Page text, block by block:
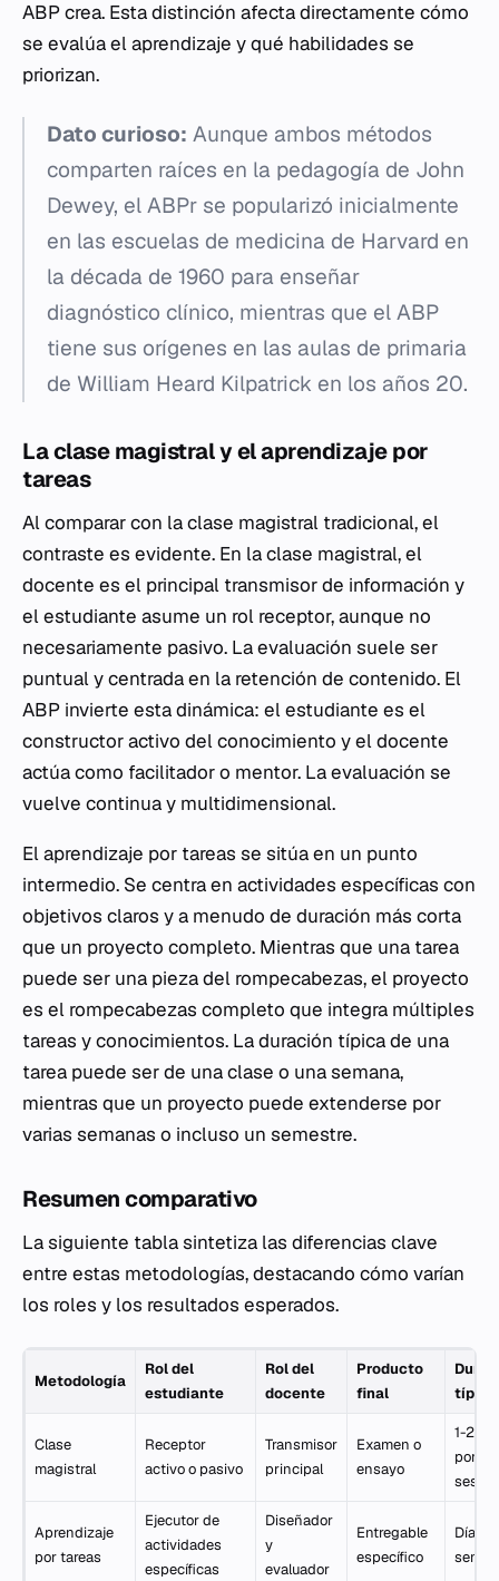
ABP crea. Esta distinción afecta directamente cómo
se evalúa el aprendizaje y qué habilidades se
priorizan.
Dato curioso: Aunque ambos métodos
comparten raíces en la pedagogía de John
Dewey, el ABPr se popularizó inicialmente
en las escuelas de medicina de Harvard en
la década de 1960 para enseñar
diagnóstico clínico, mientras que el ABP
tiene sus orígenes en las aulas de primaria
de William Heard Kilpatrick en los años 20.
La clase magistral y el aprendizaje por
tareas
Al comparar con la clase magistral tradicional, el
contraste es evidente. En la clase magistral, el
docente es el principal transmisor de información y
el estudiante asume un rol receptor, aunque no
necesariamente pasivo. La evaluación suele ser
puntual y centrada en la retención de contenido. El
ABP invierte esta dinámica: el estudiante es el
constructor activo del conocimiento y el docente
actúa como facilitador o mentor. La evaluación se
vuelve continua y multidimensional.
El aprendizaje por tareas se sitúa en un punto
intermedio. Se centra en actividades específicas con
objetivos claros y a menudo de duración más corta
que un proyecto completo. Mientras que una tarea
puede ser una pieza del rompecabezas, el proyecto
es el rompecabezas completo que integra múltiples
tareas y conocimientos. La duración típica de una
tarea puede ser de una clase o una semana,
mientras que un proyecto puede extenderse por
varias semanas o incluso un semestre.
Resumen comparativo
La siguiente tabla sintetiza las diferencias clave
entre estas metodologías, destacando cómo varían
los roles y los resultados esperados.
Metodología
Rol del
estudiante
Rol del
docente
Producto
final
típica
Clase
magistral
Receptor
activo o pasivo
Transmisor
principal
Examen o
ensayo
1-2
por
sesión
Aprendizaje
por tareas
Ejecutor de
actividades
específicas
Diseñador
y
evaluador
Entregable
específico
Días o